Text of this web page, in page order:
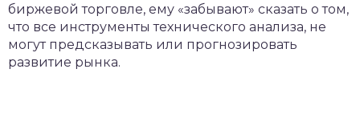
биржевой торговле, ему «забывают» сказать о том,
что все инструменты технического анализа, не
могут предсказывать или прогнозировать
развитие рынка.